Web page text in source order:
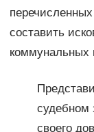
составить
коммунальных
судебном
своего